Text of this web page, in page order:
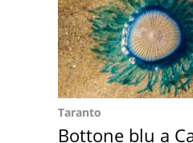
Taranto
Bottone blu a